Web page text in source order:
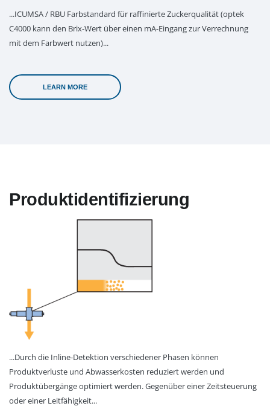
...ICUMSA / RBU Farbstandard für raffinierte Zuckerqualität (optek
C4000 kann den Brix-Wert über einen mA-Eingang zur Verrechnung
mit dem Farbwert nutzen)...
LEARN MORE
Produktidentifizierung
...Durch die Inline-Detektion verschiedener Phasen können
Produktverluste und Abwasserkosten reduziert werden und
Produktübergänge optimiert werden. Gegenüber einer Zeitsteuerung
oder einer Leitfähigkeit...